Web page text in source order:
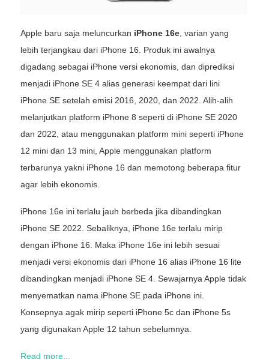
Apple baru saja meluncurkan iPhone 16e , varian yang
lebih terjangkau dari iPhone 16. Produk ini awalnya
digadang sebagai iPhone versi ekonomis, dan diprediksi
menjadi iPhone SE 4 alias generasi keempat dari lini
iPhone SE setelah emisi 2016, 2020, dan 2022. Alih-alih
melanjutkan platform iPhone 8 seperti di iPhone SE 2020
dan 2022, atau menggunakan platform mini seperti iPhone
12 mini dan 13 mini, Apple menggunakan platform
terbarunya yakni iPhone 16 dan memotong beberapa fitur
agar lebih ekonomis.
iPhone 16e ini terlalu jauh berbeda jika dibandingkan
iPhone SE 2022. Sebaliknya, iPhone 16e terlalu mirip
dengan iPhone 16. Maka iPhone 16e ini lebih sesuai
menjadi versi ekonomis dari iPhone 16 alias iPhone 16 lite
dibandingkan menjadi iPhone SE 4. Sewajarnya Apple tidak
menyematkan nama iPhone SE pada iPhone ini.
Konsepnya agak mirip seperti iPhone 5c dan iPhone 5s
yang digunakan Apple 12 tahun sebelumnya.
Read more...